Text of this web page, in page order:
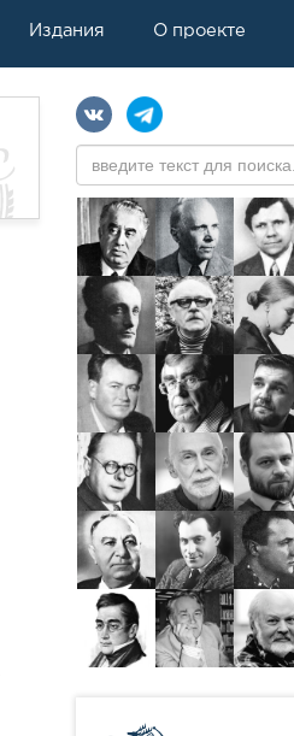
Издания О проекте